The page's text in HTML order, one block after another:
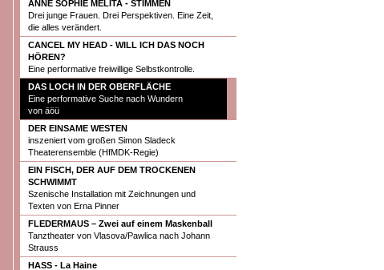
ANNE SOPHIE MELITA - STIMMEN
Drei junge Frauen. Drei Perspektiven. Eine Zeit,
die alles verändert.
CANCEL MY HEAD - WILL ICH DAS NOCH
HÖREN?
Eine performative freiwillige Selbstkontrolle.
DAS LOCH IN DER OBERFLÄCHE
Eine performative Suche nach Wundern
von äöü
DER EINSAME WESTEN
inszeniert vom großen Simon Sladeck
Theaterensemble (HfMDK-Regie)
EIN FISCH, DER AUF DEM TROCKENEN
SCHWIMMT
Szenische Installation mit Zeichnungen und
Texten von Erna Pinner
FLEDERMAUS – Zwei auf einem Maskenball
Tanztheater von Vlasova/Pawlica nach Johann
Strauss
HASS - La Haine